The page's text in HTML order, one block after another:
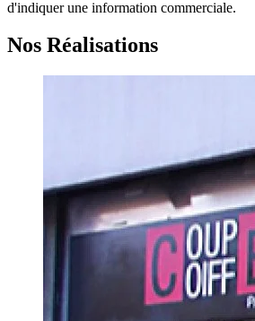
d'indiquer une information commerciale.
Nos Réalisations